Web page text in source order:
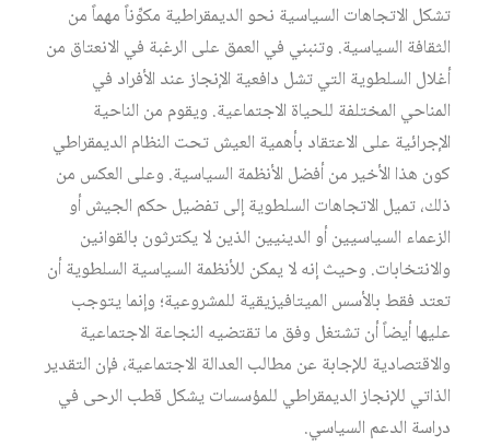
تشكل الاتجاهات السياسية نحو الديمقراطية مكوِّناً مهماً من
الثقافة السياسية. وتنبني في العمق على الرغبة في الانعتاق من
أغلال السلطوية التي تشل دافعية الإنجاز عند الأفراد في
المناحي المختلفة للحياة الاجتماعية. ويقوم من الناحية
الإجرائية على الاعتقاد بأهمية العيش تحت النظام الديمقراطي
كون هذا الأخير من أفضل الأنظمة السياسية. وعلى العكس من
ذلك، تميل الاتجاهات السلطوية إلى تفضيل حكم الجيش أو
الزعماء السياسيين أو الدينيين الذين لا يكترثون بالقوانين
والانتخابات. وحيث إنه لا يمكن للأنظمة السياسية السلطوية أن
تعتد فقط بالأسس الميتافيزيقية للمشروعية؛ وإنما يتوجب
عليها أيضاً أن تشتغل وفق ما تقتضيه النجاعة الاجتماعية
والاقتصادية للإجابة عن مطالب العدالة الاجتماعية، فإن التقدير
الذاتي للإنجاز الديمقراطي للمؤسسات يشكل قطب الرحى في
دراسة الدعم السياسي.